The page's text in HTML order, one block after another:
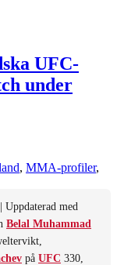
UFC-
under
, MMA-profiler,
| Uppdaterad med
Belal Muhammad
på UFC 330,